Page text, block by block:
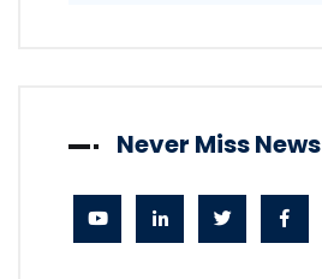
Never Miss News